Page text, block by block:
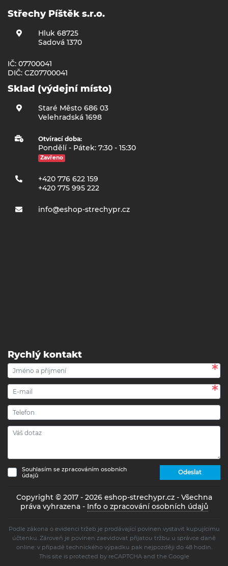
Střechy Píštěk s.r.o.
Hluk 68725
Sadová 1370
IČ: 07700041
DIČ: CZ07700041
Sklad (výdejní místo)
Staré Město 686 03
Velehradská 1698
Otvírací doba:
Pondělí - Pátek: 7:30 - 15:30
Zavřeno
+420 776 622 159
+420 775 995 222
info@eshop-strechypr.cz
Rychlý kontakt
Souhlasím se zpracováním osobních
údajů
Odeslat
Copyright © 2017 - 2026 eshop-strechypr.cz - Všechna
práva vyhrazena - Info o zpracování osobních údajů
Podle zákona o evidenci tržeb je prodávající povinen vystavit kupujícímu
účtenku. Zároveň je povinen zaevidovat přijatou tržbu u správce daně
online: v případě technického výpadku pak nejpozději do 48 hodin.
This site is protected by reCAPTCHA and the Google